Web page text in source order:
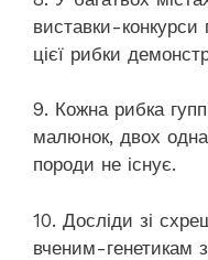
виставки-конкурси
цієї рибки
9. Кожна рибка
малюнок, двох
породи не існує.
10. Досліди зі
вченим-генетикам